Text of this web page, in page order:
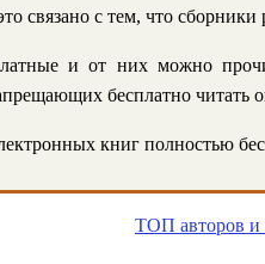
связано с тем, что
и от них можно
бесплатно читать
книг полностью
ТОП авторов и